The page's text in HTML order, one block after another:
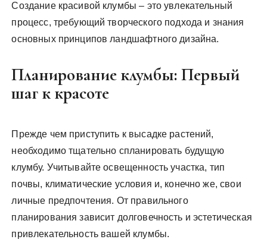
Создание красивой клумбы – это увлекательный
процесс, требующий творческого подхода и знания
основных принципов ландшафтного дизайна.
Планирование клумбы: Первый
шаг к красоте
Прежде чем приступить к высадке растений,
необходимо тщательно спланировать будущую
клумбу. Учитывайте освещенность участка, тип
почвы, климатические условия и, конечно же, свои
личные предпочтения. От правильного
планирования зависит долговечность и эстетическая
привлекательность вашей клумбы.